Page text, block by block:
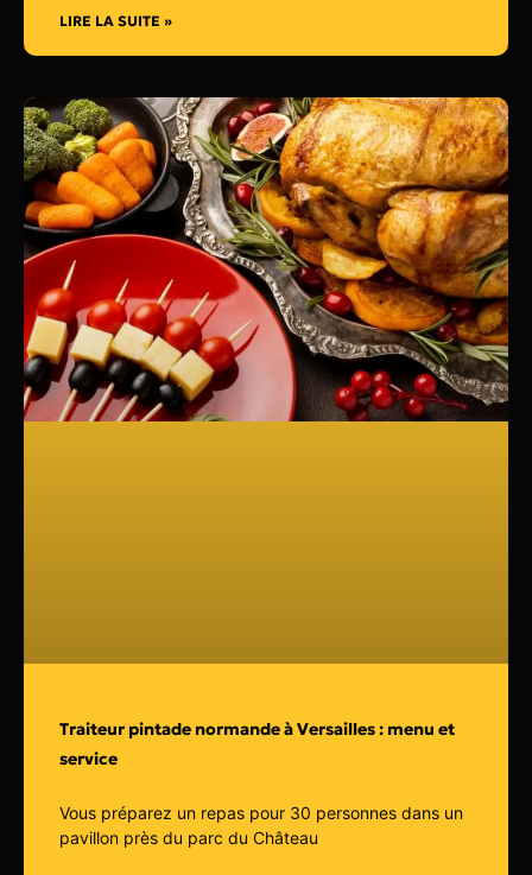
LIRE LA SUITE »
Traiteur pintade normande à Versailles : menu et
service
Vous préparez un repas pour 30 personnes dans un
pavillon près du parc du Château